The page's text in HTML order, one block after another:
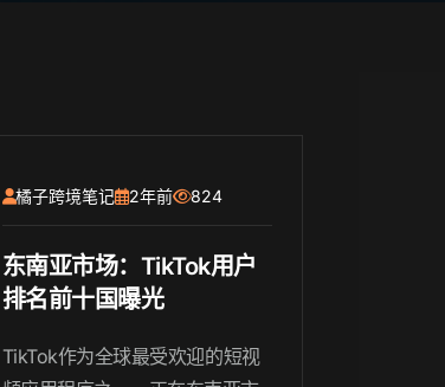
橘子跨境笔记 2年前 824
东南亚市场：TikTok用户
排名前十国曝光
TikTok作为全球最受欢迎的短视